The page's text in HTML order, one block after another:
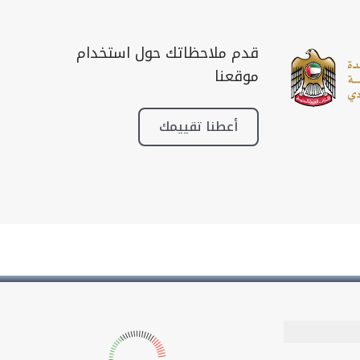
قدم ملاحظاتك حول استخدام
موقعنا
أعطنا تقييمك